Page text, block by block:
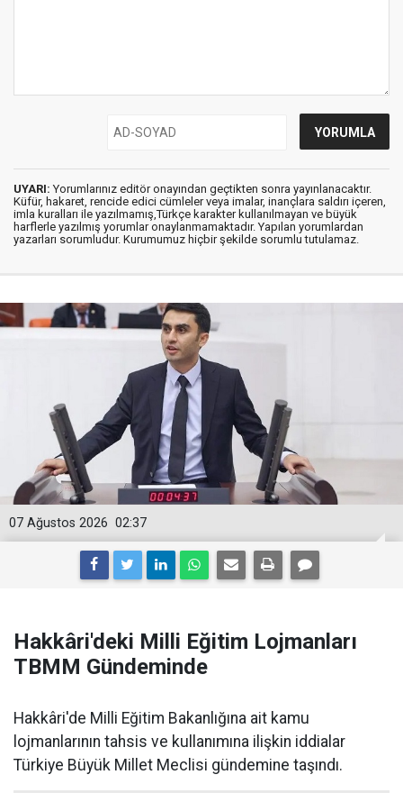
UYARI: Yorumlarınız editör onayından geçtikten sonra yayınlanacaktır.
Küfür, hakaret, rencide edici cümleler veya imalar, inançlara saldırı içeren,
imla kuralları ile yazılmamış,Türkçe karakter kullanılmayan ve büyük
harflerle yazılmış yorumlar onaylanmamaktadır. Yapılan yorumlardan
yazarları sorumludur. Kurumumuz hiçbir şekilde sorumlu tutulamaz.
02:37
07 Ağustos 2026
Hakkâri'deki Milli Eğitim Lojmanları
TBMM Gündeminde
Hakkâri'de Milli Eğitim Bakanlığına ait kamu
lojmanlarının tahsis ve kullanımına ilişkin iddialar
Türkiye Büyük Millet Meclisi gündemine taşındı.